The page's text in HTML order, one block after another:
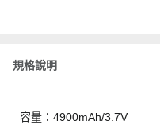
規格說明
容量：4900mAh/3.7V